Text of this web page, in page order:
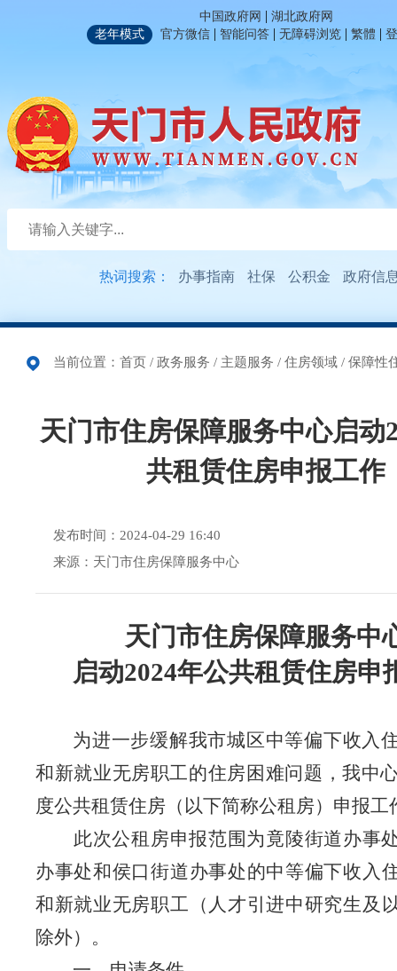
中国政府网 | 湖北政府网
老年模式
官方微信 | 智能问答 | 无障碍浏览 | 繁體 |
热词搜索： 办事指南 社保 公积金 政府信
当前位置： 首页 / 政务服务 / 主题服务 / 住房领域 / 保障性
天门市住房保障服务中心启动
共租赁住房申报工作
发布时间：2024-04-29 16:40
来源：天门市住房保障服务中心
天门市住房保障服务中
启动2024年公共租赁住房申
为进一步缓解我市城区中等偏下收入
和新就业无房职工的住房困难问题，我中
度公共租赁住房（以下简称公租房）申报工
此次公租房申报范围为竟陵街道办事
办事处和侯口街道办事处的中等偏下收入
和新就业无房职工（人才引进中研究生及
除外）。